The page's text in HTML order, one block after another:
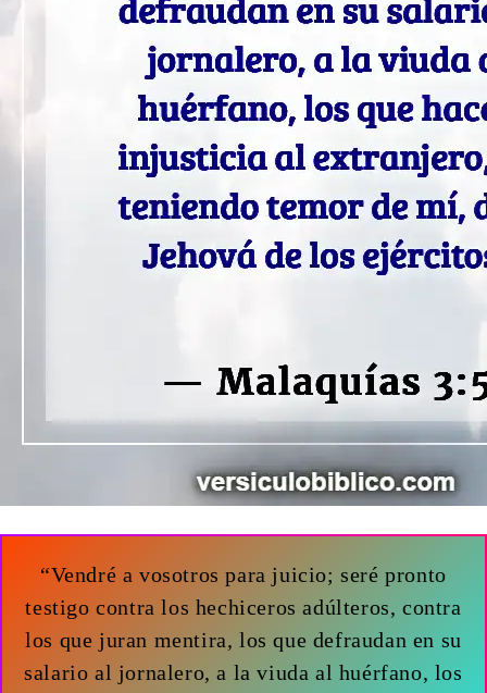
“Vendré a vosotros para juicio; seré pronto
testigo contra los hechiceros adúlteros, contra
los que juran mentira, los que defraudan en su
salario al jornalero, a la viuda al huérfano, los